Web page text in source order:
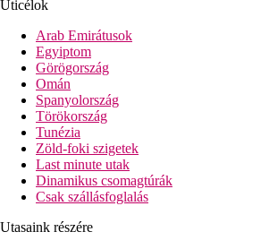
Úticélok
Arab Emirátusok
Egyiptom
Görögország
Omán
Spanyolország
Törökország
Tunézia
Zöld-foki szigetek
Last minute utak
Dinamikus csomagtúrák
Csak szállásfoglalás
Utasaink részére